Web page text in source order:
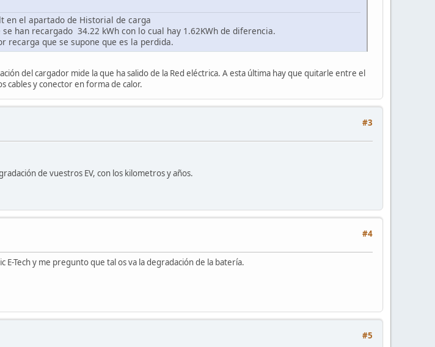
en el apartado de Historial de carga
han recargado 34.22 kWh con lo cual hay 1.62KWh de diferencia.
recarga que se supone que es la perdida.
del cargador mide la que ha salido de la Red eléctrica. A esta última hay que quitarle entre el
cables y conector en forma de calor.
#3
de vuestros EV, con los kilometros y años.
#4
Tech y me pregunto que tal os va la degradación de la batería.
#5